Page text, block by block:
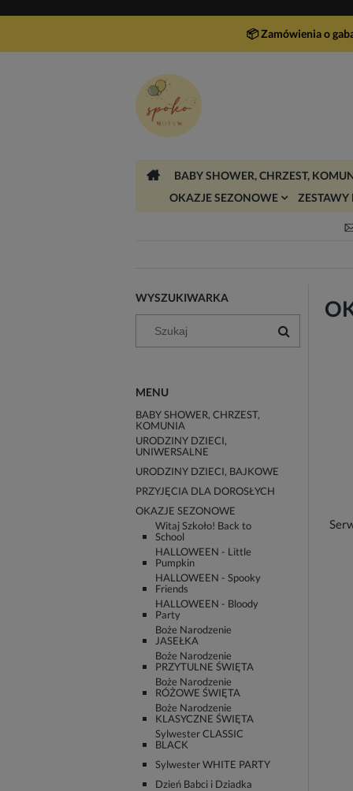
📦 Zamówienia o
BABY SHOWER, CHRZEST,
OKAZJE SEZONOWE
ZESTAWY
WYSZUKIWARKA
MENU
BABY SHOWER, CHRZEST,
KOMUNIA
URODZINY DZIECI,
UNIWERSALNE
URODZINY DZIECI, BAJKOWE
PRZYJĘCIA DLA DOROSŁYCH
OKAZJE SEZONOWE
Witaj Szkoło! Back to
School
HALLOWEEN - Little
Pumpkin
HALLOWEEN - Spooky
Friends
HALLOWEEN - Bloody
Party
Boże Narodzenie
JASEŁKA
Boże Narodzenie
PRZYTULNE ŚWIĘTA
Boże Narodzenie
RÓŻOWE ŚWIĘTA
Boże Narodzenie
KLASYCZNE ŚWIĘTA
Sylwester CLASSIC
BLACK
Sylwester WHITE PARTY
Dzień Babci i Dziadka